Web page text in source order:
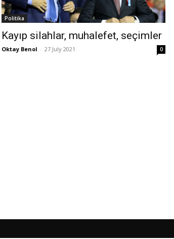
Politika
Kayıp silahlar, muhalefet, seçimler
Oktay Benol - 27 July 2021 0